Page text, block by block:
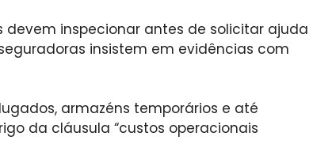
devem inspecionar antes de solicitar ajuda
insistem em evidências com
armazéns temporários e até
da cláusula “custos operacionais